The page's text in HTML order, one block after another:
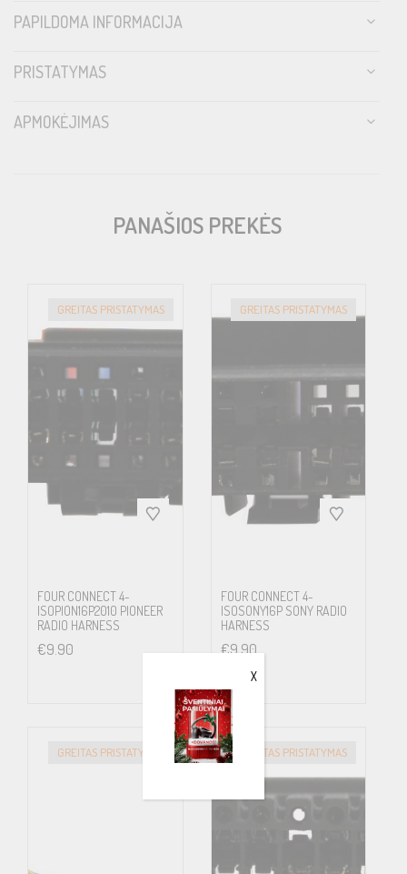
PAPILDOMA INFORMACIJA
PRISTATYMAS
APMOKĖJIMAS
PANAŠIOS PREKĖS
GREITAS PRISTATYMAS
FOUR CONNECT 4-
ISOPION16P2010 PIONEER
RADIO HARNESS
€9.90
GREITAS PRISTATYMAS
FOUR CONNECT 4-
ISOSONY16P SONY RADIO
HARNESS
€9.90
GREITAS PRISTATYMAS GREITAS PRISTATYMAS
X